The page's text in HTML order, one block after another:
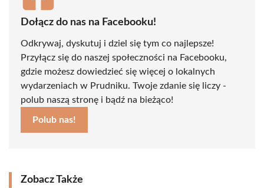
Dołącz do nas na Facebooku!
Odkrywaj, dyskutuj i dziel się tym co najlepsze!
Przyłącz się do naszej społeczności na Facebooku,
gdzie możesz dowiedzieć się więcej o lokalnych
wydarzeniach w Prudniku. Twoje zdanie się liczy -
polub naszą stronę i bądź na bieżąco!
Polub nas!
Zobacz Także